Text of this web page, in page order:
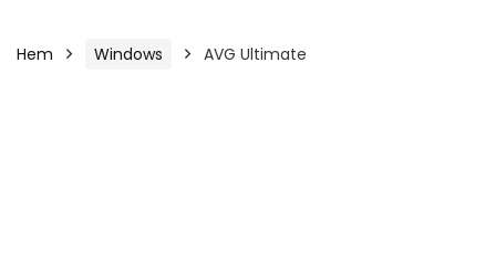
Hem Windows AVG Ultimate